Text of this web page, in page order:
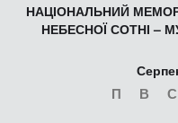
НАЦІОНАЛЬНИЙ
НЕБЕСНОЇ СОТНІ –
П В С